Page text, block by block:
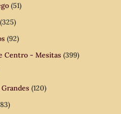
(51)
(325)
(92)
Centro - Mesitas (399)
(120)